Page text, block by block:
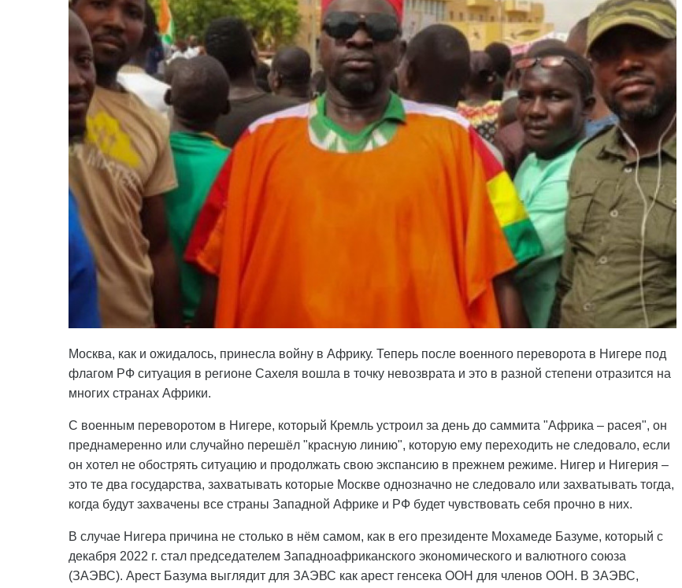
Москва, как и ожидалось, принесла войну в Африку. Теперь после военного переворота в Нигере под
флагом РФ ситуация в регионе Сахеля вошла в точку невозврата и это в разной степени отразится на
многих странах Африки.
С военным переворотом в Нигере, который Кремль устроил за день до саммита "Африка – расея", он
преднамеренно или случайно перешёл "красную линию", которую ему переходить не следовало, если
он хотел не обострять ситуацию и продолжать свою экспансию в прежнем режиме. Нигер и Нигерия –
это те два государства, захватывать которые Москве однозначно не следовало или захватывать тогда,
когда будут захвачены все страны Западной Африке и РФ будет чувствовать себя прочно в них.
В случае Нигера причина не столько в нём самом, как в его президенте Мохамеде Базуме, который с
декабря 2022 г. стал председателем Западноафриканского экономического и валютного союза
(ЗАЭВС). Арест Базума выглядит для ЗАЭВС как арест генсека ООН для членов ООН. В ЗАЭВС,